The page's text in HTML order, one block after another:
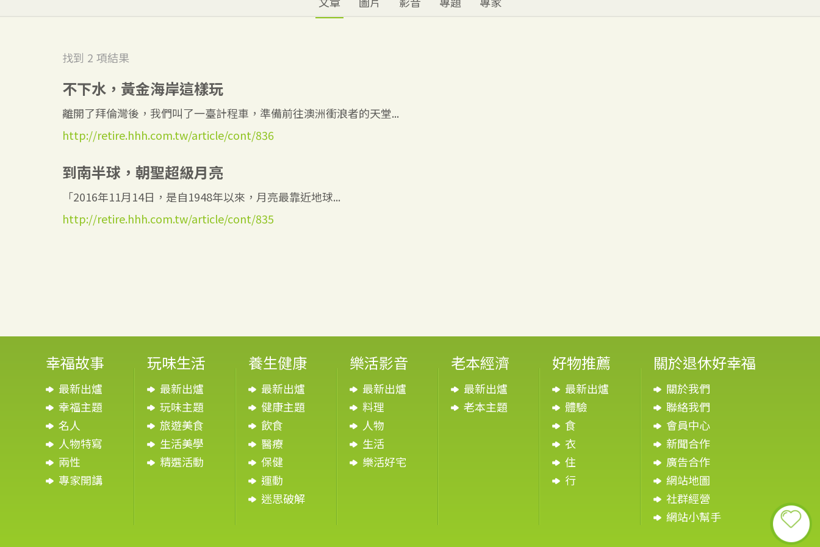
找到 2 項結果
不下水，黃金海岸這樣玩
離開了拜倫灣後，我們叫了一臺計程車，準備前往澳洲衝浪者的天堂...
http://retire.hhh.com.tw/article/cont/836
到南半球，朝聖超級月亮
「2016年11月14日，是自1948年以來，月亮最靠近地球...
http://retire.hhh.com.tw/article/cont/835
幸福故事
最新出爐
幸福主題
名人
人物特寫
兩性
專家開講
玩味生活
最新出爐
玩味主題
旅遊美食
生活美學
精選活動
養生健康
最新出爐
健康主題
飲食
醫療
保健
運動
迷思破解
樂活影音
最新出爐
料理
人物
生活
樂活好宅
老本經濟
最新出爐
老本主題
好物推薦
最新出爐
體驗
食
衣
住
行
關於退休好幸福
關於我們
聯絡我們
會員中心
新聞合作
廣告合作
網站地圖
社群經營
網站小幫手